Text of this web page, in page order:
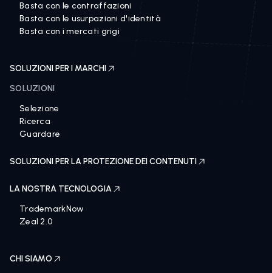
Basta con le contraffazioni
Basta con le usurpazioni d'identità
Basta con i mercati grigi
SOLUZIONI PER I MARCHI
SOLUZIONI
Selezione
Ricerca
Guardare
SOLUZIONI PER LA PROTEZIONE DEI CONTENUTI
LA NOSTRA TECNOLOGIA
TrademarkNow
Zeal 2.0
CHI SIAMO